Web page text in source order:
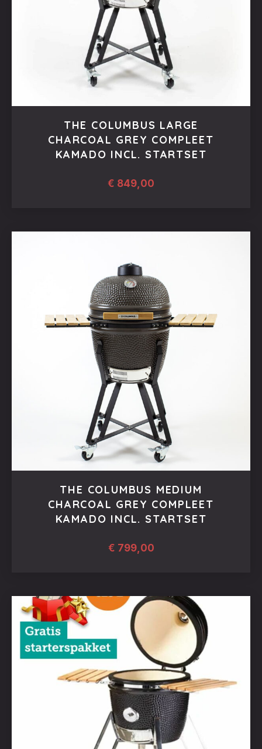
THE COLUMBUS LARGE
CHARCOAL GREY COMPLEET
KAMADO INCL. STARTSET
€ 849,00
THE COLUMBUS MEDIUM
CHARCOAL GREY COMPLEET
KAMADO INCL. STARTSET
€ 799,00